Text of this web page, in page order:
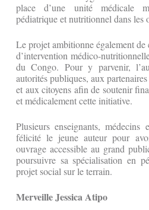
place d’une unité médicale
pédiatrique et nutritionnel dans les
Le projet ambitionne également
d’intervention médico-
du Congo. Pour y parvenir,
autorités publiques, aux
et aux citoyens afin de soutenir
et médicalement cette initiative.
Plusieurs enseignants, médecins
félicité le jeune auteur pour
ouvrage accessible au grand
poursuivre sa spécialisation en
projet social sur le terrain.
Merveille Jessica Atipo